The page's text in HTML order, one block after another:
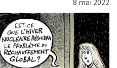
8 mai 2022